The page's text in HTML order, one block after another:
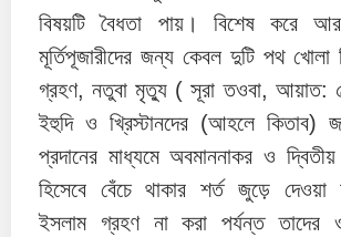
বিষয়টি বৈধতা পায়। বিশেষ করে
মূর্তিপূজারীদের জন্য কেবল দুটি পথ
গ্রহণ, নতুবা মৃত্যু ( সূরা তওবা, আয়াত:
ইহুদি ও খ্রিস্টানদের (আহলে কিতাব)
প্রদানের মাধ্যমে অবমাননাকর ও দ্বিতীয়
হিসেবে বেঁচে থাকার শর্ত জুড়ে দেওয়া
ইসলাম গ্রহণ না করা পর্যন্ত তাদের